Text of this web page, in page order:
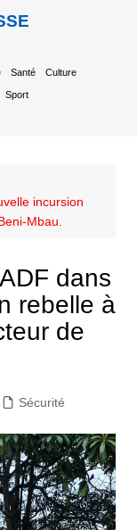
Santé Culture
Sport
incursion
Mbau.
dans
rebelle à
de
Sécurité